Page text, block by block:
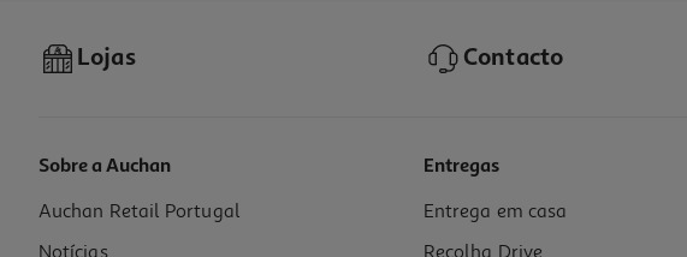
Frigorífico Encastre Candy Ctm516ew 242 L
549.99 €/un
Lojas Contacto
Sobre a Auchan
Auchan Retail Portugal
Notícias
Entregas
Entrega em casa
Recolha Drive